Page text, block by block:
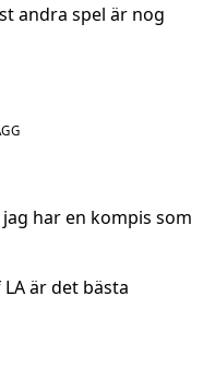
andra spel är nog
har en kompis som
är det bästa